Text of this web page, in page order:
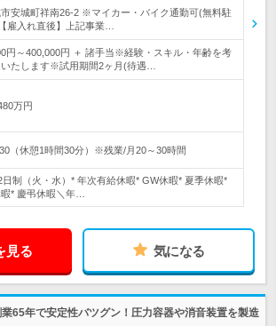
安城町祥南26-2 ※マイカー・バイク通勤可(無料駐
雇入れ直後】上記事業…
円～400,000円 ＋ 諸手当※経験・スキル・年齢を考
たします※試用期間2ヶ月(待遇…
万円
（休憩1時間30分）※残業/月20～30時間
日制（火・水）* 年次有給休暇* GW休暇* 夏季休暇*
* 慶弔休暇＼年…
見る 気になる
65年で安定性バツグン！圧力容器や消音装置を製造